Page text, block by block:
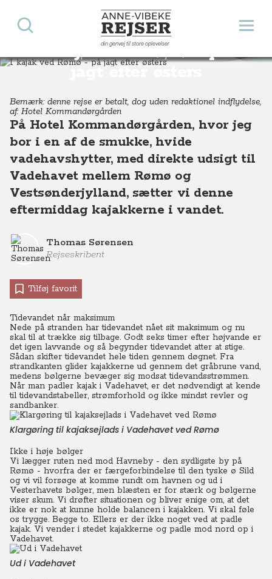
Anne-Vibeke Rejser
din genvej til store oplevelser
Åbn
Søg
I kajak ved Rømø - på
jagt efter østers
Destinationer Europa Danmark I kajak ved Rømø - på jagt efter østers
Bemærk: denne rejse er betalt, dog uden redaktionel indflydelse,
af: Hotel Kommandørgården
På Hotel Kommandørgården, hvor jeg
bor i en af de smukke, hvide
vadehavshytter, med direkte udsigt til
Vadehavet mellem Rømø og
Vestsønderjylland, sætter vi denne
eftermiddag kajakkerne i vandet.
Thomas Sørensen
Rejseskribent
Tilføj favorit
Tidevandet når maksimum
Nede på stranden har tidevandet nået sit maksimum og nu
skal til at trække sig tilbage. Godt seks timer efter højvande er
det igen lavvande og så begynder tidevandet atter at stige.
Sådan skifter tidevandet hele tiden gennem døgnet. Fra
strandkanten glider kajakkerne ud gennem det gråbrune vand,
medens bølgerne bevæger sig modsat tidevandsstrømmen.
Når man padler kajak i Vadehavet, er det nødvendigt at kende
til tidevandstabeller, strømforhold og ikke mindst revler og
sandbanker.
Klargøring til kajaksejlads i Vadehavet ved Rømø
Ikke i høje bølger
Vi lægger ruten ned mod Havneby - den sydligste by på
Rømø - hvorfra der er færgeforbindelse til den tyske ø Sild
og vi vil forsøge at komme rundt om havnen og ud i
Vesterhavets bølger, men blæsten er for stærk og bølgerne
viser skum. Vi drøfter situationen og bliver enige om, at det
ikke er nok at kunne holde balancen i kajakken. Vi skal føle
os trygge. Begge to. Ellers er der ikke noget ved at padle
kajak. Vi vender i stedet kajakkerne og padle mod nord op i
Vadehavet.
Ud i Vadehavet